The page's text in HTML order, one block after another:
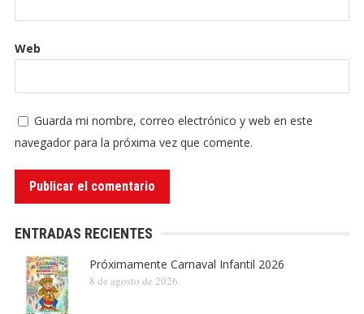
Web
Guarda mi nombre, correo electrónico y web en este
navegador para la próxima vez que comente.
ENTRADAS RECIENTES
Próximamente Carnaval Infantil 2026
8 de agosto de 2026